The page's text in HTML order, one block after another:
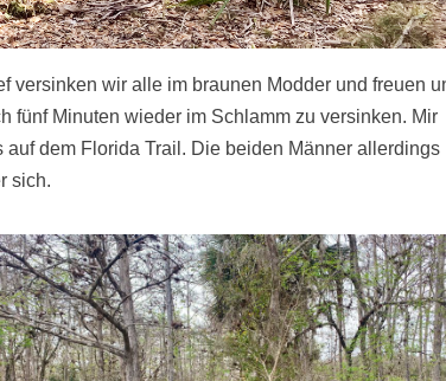
versinken wir alle im braunen Modder und freuen
fünf Minuten wieder im Schlamm zu versinken. Mir
dem Florida Trail. Die beiden Männer allerdings
sich.